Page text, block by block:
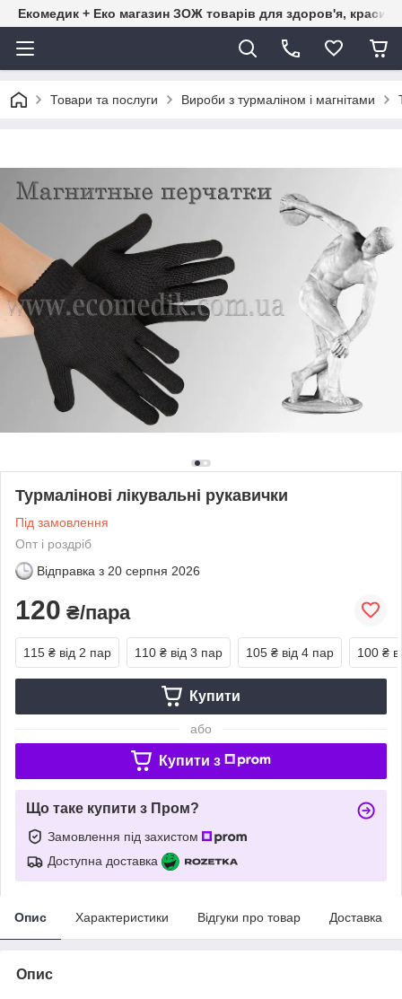
Екомедик + Еко магазин ЗОЖ товарів для здоров'я, краси
Товари та послуги Вироби з турмаліном і магнітами
Турмалінові лікувальні рукавички
Під замовлення
Опт і роздріб
Відправка з 20 серпня 2026
120 ₴/пара
115 ₴ від 2 пар 110 ₴ від 3 пар 105 ₴ від 4 пар 100 ₴
Купити
або
Купити з
Що таке купити з Пром?
Замовлення під захистом
Доступна доставка
Опис Характеристики Відгуки про товар Доставка
Опис